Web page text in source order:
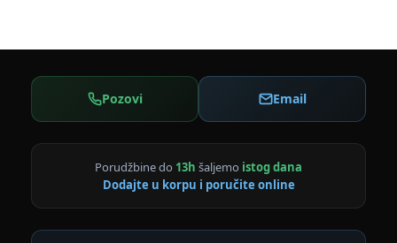
Pozovi Email
Porudžbine do 13h šaljemo istog dana
Dodajte u korpu i poručite online